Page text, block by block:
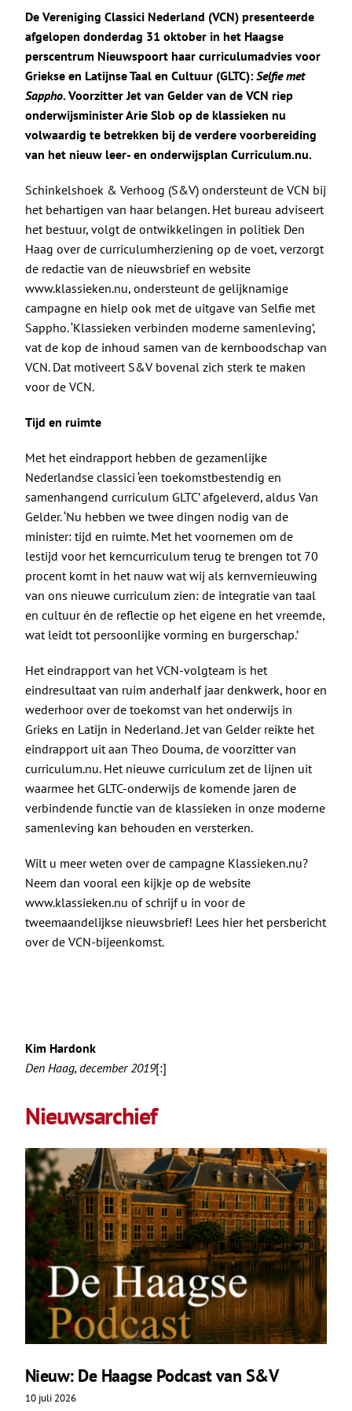
Raadgevers
Actueel
Contact
De Vereniging Classici Nederland (VCN) presenteerde
afgelopen donderdag 31 oktober in het Haagse
perscentrum Nieuwspoort haar curriculumadvies voor
Griekse en Latijnse Taal en Cultuur (GLTC): Selfie met
Sappho. Voorzitter Jet van Gelder van de VCN riep
onderwijsminister Arie Slob op de klassieken nu
volwaardig te betrekken bij de verdere voorbereiding
van het nieuw leer- en onderwijsplan Curriculum.nu.
Schinkelshoek & Verhoog (S&V) ondersteunt de VCN bij
het behartigen van haar belangen. Het bureau adviseert
het bestuur, volgt de ontwikkelingen in politiek Den
Haag over de curriculumherziening op de voet, verzorgt
de redactie van de nieuwsbrief en website
www.klassieken.nu, ondersteunt de gelijknamige
campagne en hielp ook met de uitgave van Selfie met
Sappho. ‘Klassieken verbinden moderne samenleving’,
vat de kop de inhoud samen van de kernboodschap van
VCN. Dat motiveert S&V bovenal zich sterk te maken
voor de VCN.
Tijd en ruimte
Met het eindrapport hebben de gezamenlijke
Nederlandse classici ‘een toekomstbestendig en
samenhangend curriculum GLTC’ afgeleverd, aldus Van
Gelder. ‘Nu hebben we twee dingen nodig van de
minister: tijd en ruimte. Met het voornemen om de
lestijd voor het kerncurriculum terug te brengen tot 70
procent komt in het nauw wat wij als kernvernieuwing
van ons nieuwe curriculum zien: de integratie van taal
en cultuur én de reflectie op het eigene en het vreemde,
wat leidt tot persoonlijke vorming en burgerschap.’
Het eindrapport van het VCN-volgteam is het
eindresultaat van ruim anderhalf jaar denkwerk, hoor en
wederhoor over de toekomst van het onderwijs in
Grieks en Latijn in Nederland. Jet van Gelder reikte het
eindrapport uit aan Theo Douma, de voorzitter van
curriculum.nu. Het nieuwe curriculum zet de lijnen uit
waarmee het GLTC-onderwijs de komende jaren de
verbindende functie van de klassieken in onze moderne
samenleving kan behouden en versterken.
Wilt u meer weten over de campagne Klassieken.nu?
Neem dan vooral een kijkje op de website
www.klassieken.nu of schrijf u in voor de
tweemaandelijkse nieuwsbrief! Lees hierhet persbericht
over de VCN-bijeenkomst.
Kim Hardonk
Den Haag, december 2019[:]
Nieuwsarchief
Nieuw: De Haagse Podcast van S&V
10 juli 2026